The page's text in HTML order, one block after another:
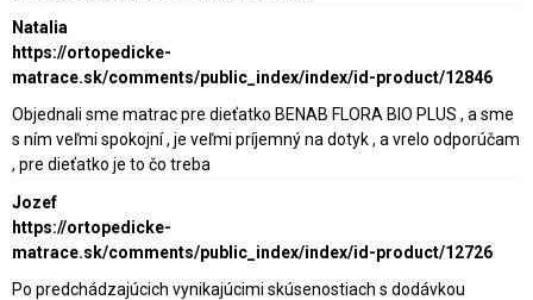
Natalia
https://ortopedicke-
matrace.sk/comments/public_index/index/id-product/12846
Objednali sme matrac pre dieťatko BENAB FLORA BIO PLUS , a sme
s ním veľmi spokojní , je veľmi príjemný na dotyk , a vrelo odporúčam
, pre dieťatko je to čo treba
Jozef
https://ortopedicke-
matrace.sk/comments/public_index/index/id-product/12726
Po predchádzajúcich vynikajúcimi skúsenostiach s dodávkou